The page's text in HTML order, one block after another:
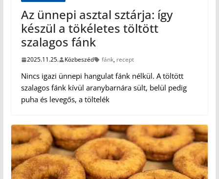
Az ünnepi asztal sztárja: így
készül a tökéletes töltött
szalagos fánk
2025.11.25. Közbeszéd fánk, recept
Nincs igazi ünnepi hangulat fánk nélkül. A töltött
szalagos fánk kívül aranybarnára sült, belül pedig
puha és levegős, a töltelék